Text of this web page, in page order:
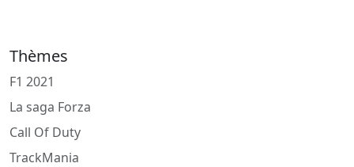
Thèmes
F1 2021
La saga Forza
Call Of Duty
TrackMania